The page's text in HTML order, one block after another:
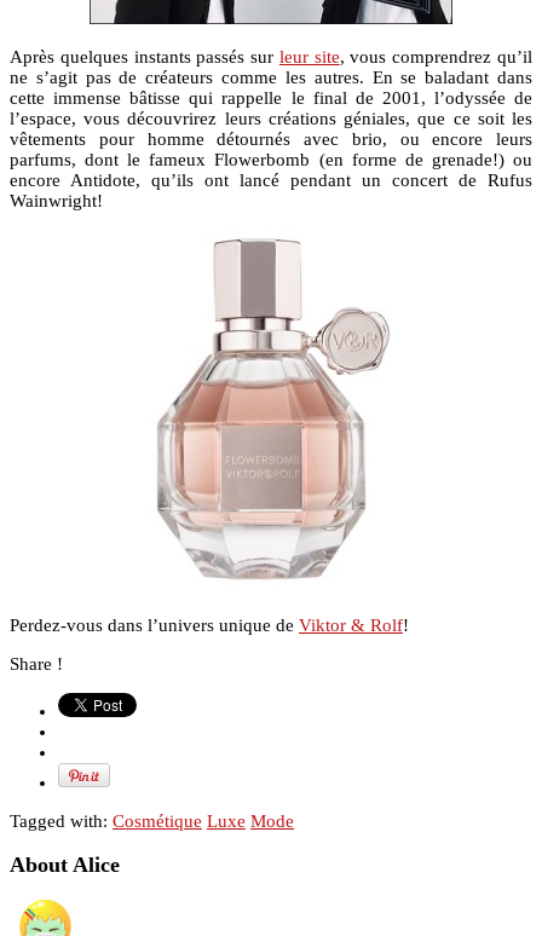
Après quelques instants passés sur leur site, vous comprendrez qu’il
ne s’agit pas de créateurs comme les autres. En se baladant dans
cette immense bâtisse qui rappelle le final de 2001, l’odyssée de
l’espace, vous découvrirez leurs créations géniales, que ce soit les
vêtements pour homme détournés avec brio, ou encore leurs
parfums, dont le fameux Flowerbomb (en forme de grenade!) ou
encore Antidote, qu’ils ont lancé pendant un concert de Rufus
Wainwright!
Perdez-vous dans l’univers unique de Viktor & Rolf!
Share !
Tagged with: Cosmétique Luxe Mode
About Alice